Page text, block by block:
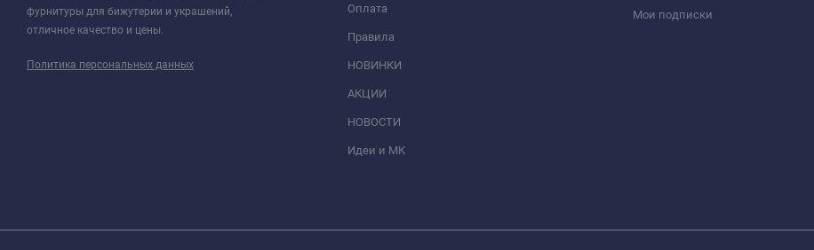
фурнитуры для бижутерии и украшений,
отличное качество и цены.
Политика персональных данных
Оплата
Правила
НОВИНКИ
АКЦИИ
НОВОСТИ
Идеи и МК
Мои подписки